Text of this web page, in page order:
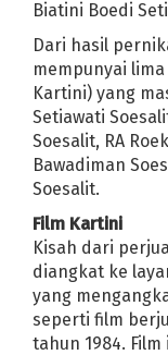
Biatini Boedi
Dari hasil
mempunyai
Kartini) yang
Setiawati
Soesalit, RA
Bawadiman
Soesalit.
Film Kartini
Kisah dari
diangkat ke
yang
seperti film
tahun 1984.